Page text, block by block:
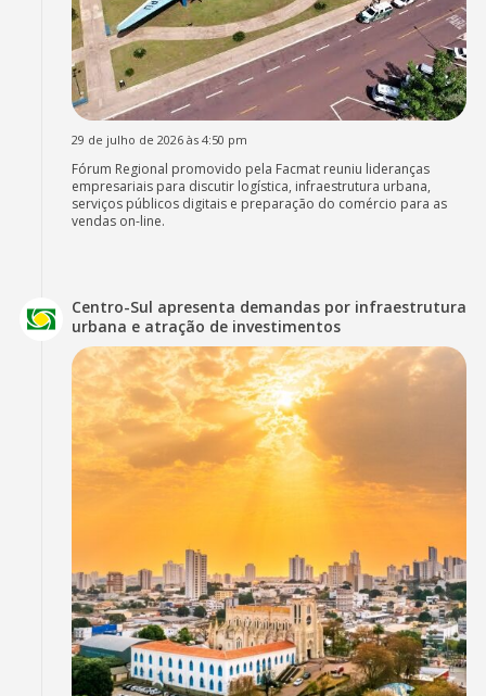
29 de julho de 2026 às 4:50 pm
Fórum Regional promovido pela Facmat reuniu lideranças
empresariais para discutir logística, infraestrutura urbana,
serviços públicos digitais e preparação do comércio para as
vendas on-line.
Centro-Sul apresenta demandas por infraestrutura
urbana e atração de investimentos